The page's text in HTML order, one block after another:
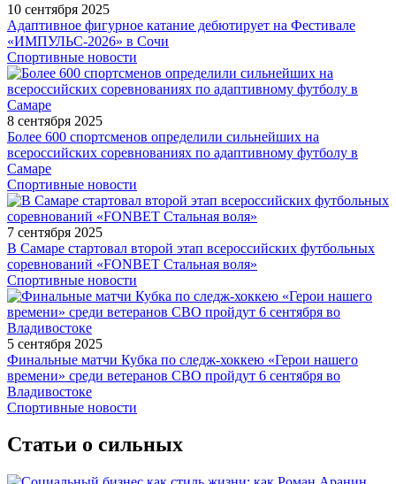
10 сентября 2025
Адаптивное фигурное катание дебютирует на Фестивале
«ИМПУЛЬС-2026» в Сочи
Спортивные новости
8 сентября 2025
Более 600 спортсменов определили сильнейших на
всероссийских соревнованиях по адаптивному футболу в
Самаре
Спортивные новости
7 сентября 2025
В Самаре стартовал второй этап всероссийских футбольных
соревнований «FONBET Стальная воля»
Спортивные новости
5 сентября 2025
Финальные матчи Кубка по следж-хоккею «Герои нашего
времени» среди ветеранов СВО пройдут 6 сентября во
Владивостоке
Спортивные новости
Статьи о сильных